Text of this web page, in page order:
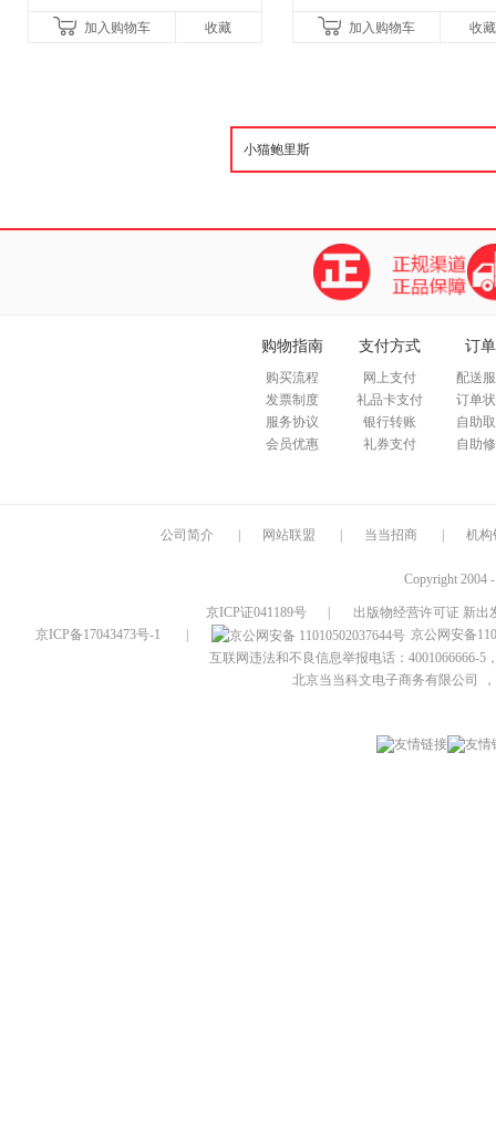
加入购物车 收藏 加入购物车 收藏
购物指南
购买流程
发票制度
服务协议
会员优惠
支付方式
网上支付
礼品卡支付
银行转账
礼券支付
订
配送
订单
自助
自助
公司简介 网站联盟 当当招商 机构
Copyright 2004
京ICP证041189号
出版物经营许可证 新出
京ICP备17043473号-1
京公网安备
互联网违法和不良信息举报电话：4001066666-5
北京当当科文电子商务有限公司